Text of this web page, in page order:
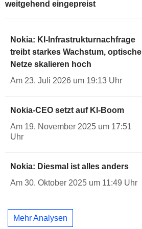
weitgehend eingepreist
Nokia: KI-Infrastrukturnachfrage
treibt starkes Wachstum, optische
Netze skalieren hoch
Am 23. Juli 2026 um 19:13 Uhr
Nokia-CEO setzt auf KI-Boom
Am 19. November 2025 um 17:51
Uhr
Nokia: Diesmal ist alles anders
Am 30. Oktober 2025 um 11:49 Uhr
Mehr Analysen